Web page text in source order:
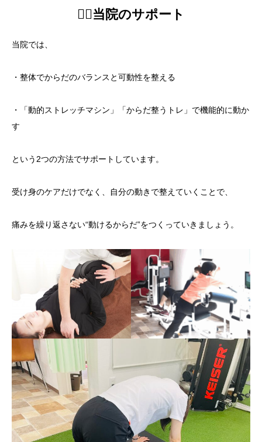
🏋️‍♀️当院のサポート
当院では、
・整体でからだのバランスと可動性を整える
・「動的ストレッチマシン」「からだ整うトレ」で機能的に動か
す
という2つの方法でサポートしています。
受け身のケアだけでなく、自分の動きで整えていくことで、
痛みを繰り返さない“動けるからだ”をつくっていきましょう。